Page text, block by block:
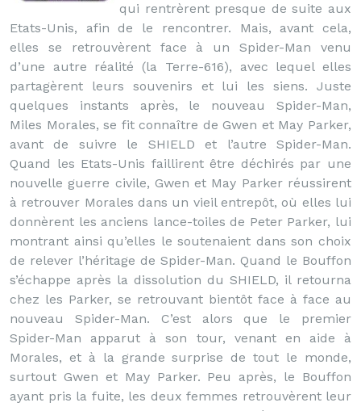
qui rentrèrent presque de suite aux
Etats-Unis, afin de le rencontrer. Mais, avant cela,
elles se retrouvèrent face à un Spider-Man venu
d’une autre réalité (la Terre-616), avec lequel elles
partagèrent leurs souvenirs et lui les siens. Juste
quelques instants après, le nouveau Spider-Man,
Miles Morales, se fit connaître de Gwen et May Parker,
avant de suivre le SHIELD et l’autre Spider-Man.
Quand les Etats-Unis faillirent être déchirés par une
nouvelle guerre civile, Gwen et May Parker réussirent
à retrouver Morales dans un vieil entrepôt, où elles lui
donnèrent les anciens lance-toiles de Peter Parker, lui
montrant ainsi qu’elles le soutenaient dans son choix
de relever l’héritage de Spider-Man. Quand le Bouffon
s’échappe après la dissolution du SHIELD, il retourna
chez les Parker, se retrouvant bientôt face à face au
nouveau Spider-Man. C’est alors que le premier
Spider-Man apparut à son tour, venant en aide à
Morales, et à la grande surprise de tout le monde,
surtout Gwen et May Parker. Peu après, le Bouffon
ayant pris la fuite, les deux femmes retrouvèrent leur